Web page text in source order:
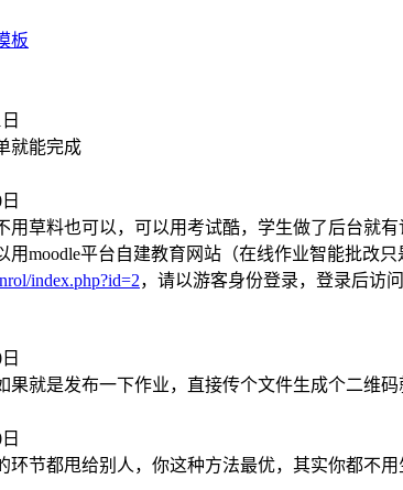
板
就能完成
用草料也可以，可以用考试酷，学生做了后台就
用moodle平台自建教育网站（在线作业智能批改
index.php?id=2，请以游客身份登录，登录后访
果就是发布一下作业，直接传个文件生成个二维
环节都甩给别人，你这种方法最优，其实你都不